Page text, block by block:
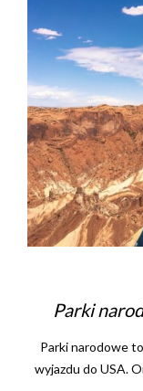
Parki
Parki narodowe
wyjazdu do USA.